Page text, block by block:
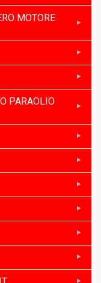
MOTORE
PARAOLIO